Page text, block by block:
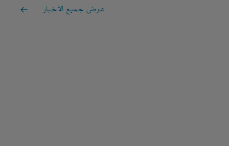
عرض جميع الأخبار